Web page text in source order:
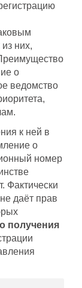
них,
о
ведомство
к ней в
о
номер
Фактически
даёт прав
получения